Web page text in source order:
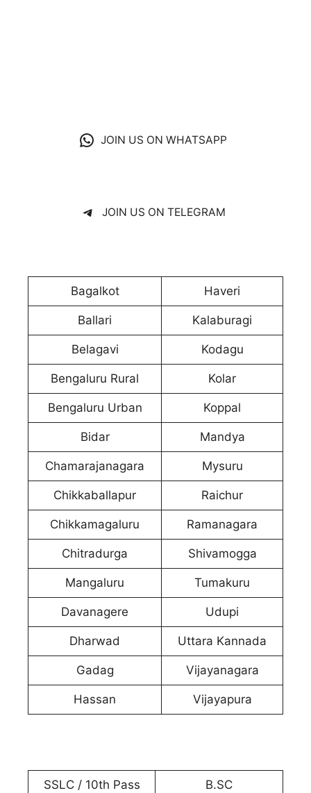
JOIN US ON WHATSAPP
JOIN US ON TELEGRAM
Bagalkot Haveri
Ballari Kalaburagi
Belagavi Kodagu
Bengaluru Rural Kolar
Bengaluru Urban Koppal
Bidar Mandya
Chamarajanagara Mysuru
Chikkaballapur Raichur
Chikkamagaluru Ramanagara
Chitradurga Shivamogga
Mangaluru Tumakuru
Davanagere Udupi
Dharwad Uttara Kannada
Gadag Vijayanagara
Hassan Vijayapura
SSLC / 10th Pass B.SC